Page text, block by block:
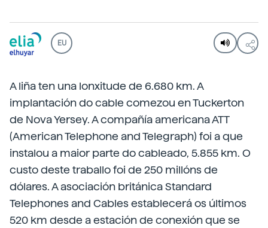
EU
A liña ten una lonxitude de 6.680 km. A
implantación do cable comezou en Tuckerton
de Nova Yersey. A compañía americana ATT
(American Telephone and Telegraph) foi a que
instalou a maior parte do cableado, 5.855 km. O
custo deste traballo foi de 250 millóns de
dólares. A asociación británica Standard
Telephones and Cables establecerá os últimos
520 km desde a estación de conexión que se